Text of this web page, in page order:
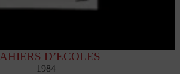
D’ECOLES
1984